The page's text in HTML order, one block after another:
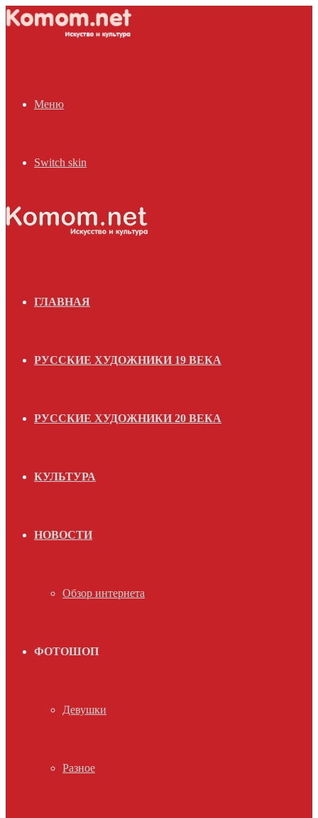
Меню
Switch skin
ГЛАВНАЯ
РУССКИЕ ХУДОЖНИКИ 19 ВЕКА
РУССКИЕ ХУДОЖНИКИ 20 ВЕКА
КУЛЬТУРА
НОВОСТИ
Обзор интернета
ФОТОШОП
Девушки
Разное